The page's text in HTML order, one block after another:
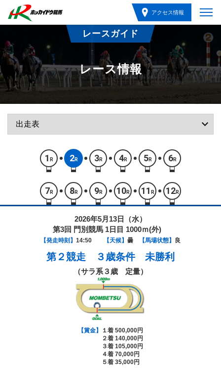
アクセス情報
レースガイド
レース情報
1 R 2R 3R 4R 5R 6R
7 R 8R 9R 10R 11 R 12R
2026年5月13日（水）
第3回 門別競馬 1日目 1000ｍ(外)
【発走時刻】 14:50 【天候】 曇 【馬場状態】 良
第２競走 ３歳条件 未勝利
（サラ系３歳 定量）
【賞金】
１着 500,000円
２着 140,000円
３着 105,000円
４着 70,000円
５着 35,000円